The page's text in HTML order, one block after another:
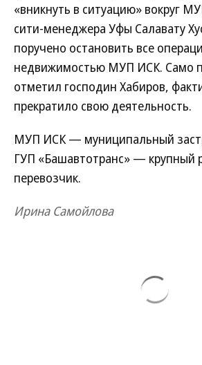
«вникнуть в ситуацию» вокруг
сити-менеджера Уфы Салавату
поручено остановить все
недвижимостью МУП ИСК. Само
отметил господин Хабиров,
прекратило свою деятельность.
МУП ИСК — муниципальный
ГУП «Башавтотранс» — крупный
перевозчик.
Ирина Самойлова